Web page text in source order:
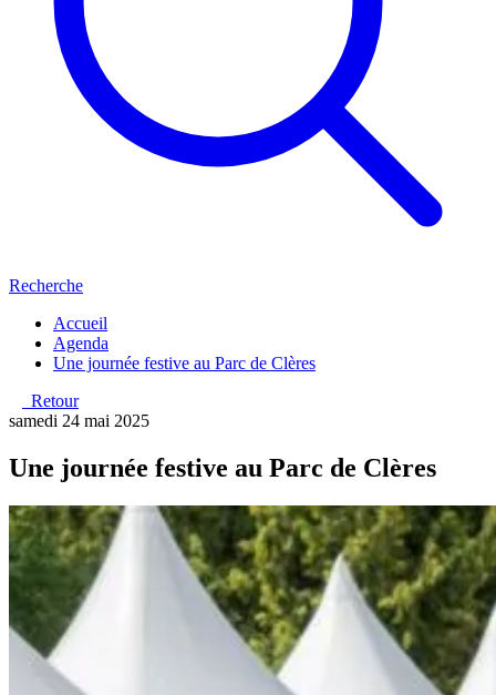
Recherche
Accueil
Agenda
Une journée festive au Parc de Clères
Retour
samedi 24 mai 2025
Une journée festive au Parc de Clères